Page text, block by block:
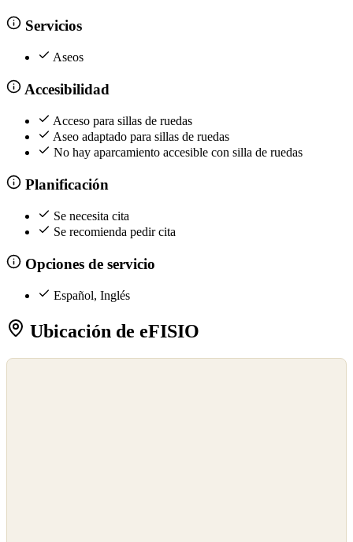
Servicios
Aseos
Accesibilidad
Acceso para sillas de ruedas
Aseo adaptado para sillas de ruedas
No hay aparcamiento accesible con silla de ruedas
Planificación
Se necesita cita
Se recomienda pedir cita
Opciones de servicio
Español, Inglés
Ubicación de eFISIO